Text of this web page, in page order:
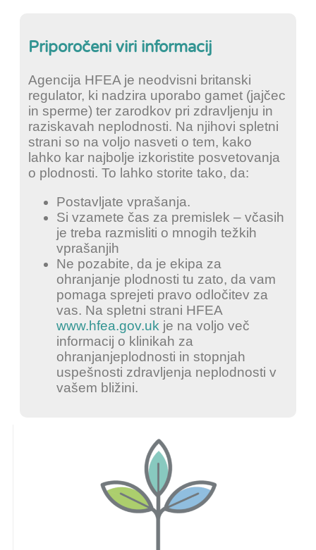
Priporočeni viri informacij
Agencija HFEA je neodvisni britanski
regulator, ki nadzira uporabo gamet (jajčec
in sperme) ter zarodkov pri zdravljenju in
raziskavah neplodnosti. Na njihovi spletni
strani so na voljo nasveti o tem, kako
lahko kar najbolje izkoristite posvetovanja
o plodnosti. To lahko storite tako, da:
Postavljate vprašanja.
Si vzamete čas za premislek – včasih
je treba razmisliti o mnogih težkih
vprašanjih
Ne pozabite, da je ekipa za
ohranjanje plodnosti tu zato, da vam
pomaga sprejeti pravo odločitev za
vas. Na spletni strani HFEA
www.hfea.gov.uk je na voljo več
informacij o klinikah za
ohranjanjeplodnosti in stopnjah
uspešnosti zdravljenja neplodnosti v
vašem bližini.